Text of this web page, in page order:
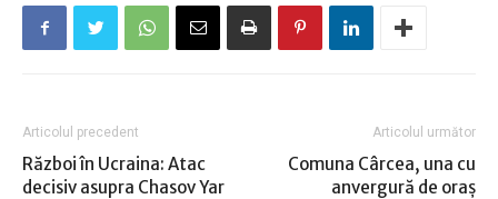
Articolul precedent
Război în Ucraina: Atac
decisiv asupra Chasov Yar
Articolul următor
Comuna Cârcea, una cu
anvergură de oraş